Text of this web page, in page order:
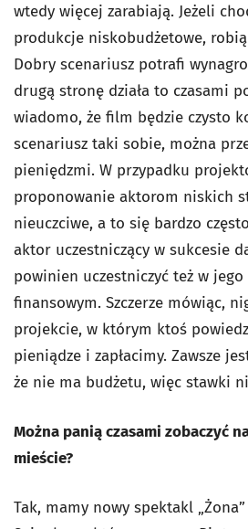
wtedy więcej zarabiają. Jeżeli
produkcje niskobudżetowe,
Dobry scenariusz potrafi
drugą stronę działa to czasami
wiadomo, że film będzie czysto
scenariusz taki sobie, można
pieniędzmi. W przypadku
proponowanie aktorom niskich
nieuczciwe, a to się bardzo
aktor uczestniczący w sukcesie
powinien uczestniczyć też w jego
finansowym. Szczerze mówiąc,
projekcie, w którym ktoś
pieniądze i zapłacimy. Zawsze
że nie ma budżetu, więc stawki
Można panią czasami zobaczyć
mieście?
Tak, mamy nowy spektakl